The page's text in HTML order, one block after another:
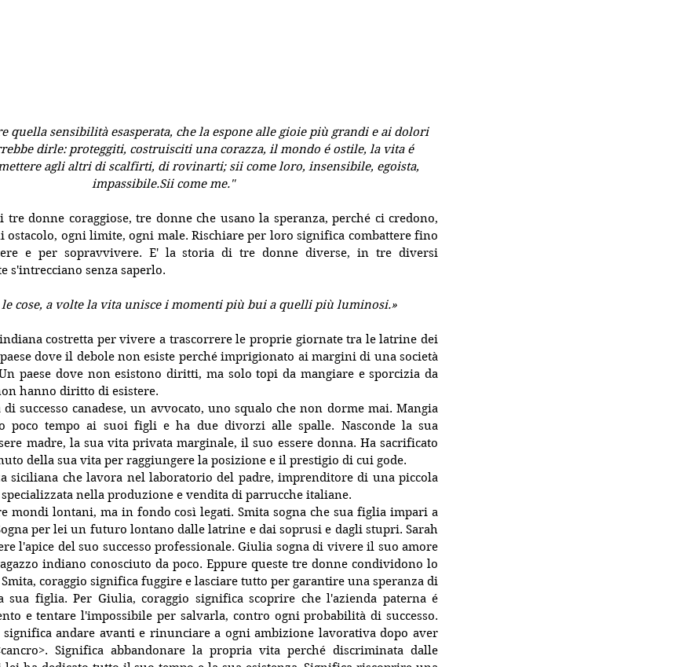
quella sensibilità esasperata, che la espone alle gioie più grandi e ai dolori
dirle: proteggiti, costruisciti una corazza, il mondo é ostile, la vita é
agli altri di scalfirti, di rovinarti; sii come loro, insensibile, egoista,
impassibile.Sii come me."
tre donne coraggiose, tre donne che usano la speranza, perché ci credono,
ostacolo, ogni limite, ogni male. Rischiare per loro significa combattere fino
e per sopravvivere. E' la storia di tre donne diverse, in tre diversi
s'intrecciano senza saperlo.
le cose, a volte la vita unisce i momenti più bui a quelli più luminosi.»
costretta per vivere a trascorrere le proprie giornate tra le latrine dei
dove il debole non esiste perché imprigionato ai margini di una società
paese dove non esistono diritti, ma solo topi da mangiare e sporcizia da
hanno diritto di esistere.
successo canadese, un avvocato, uno squalo che non dorme mai. Mangia
poco tempo ai suoi figli e ha due divorzi alle spalle. Nasconde la sua
madre, la sua vita privata marginale, il suo essere donna. Ha sacrificato
della sua vita per raggiungere la posizione e il prestigio di cui gode.
siciliana che lavora nel laboratorio del padre, imprenditore di una piccola
nella produzione e vendita di parrucche italiane.
mondi lontani, ma in fondo così legati. Smita sogna che sua figlia impari a
per lei un futuro lontano dalle latrine e dai soprusi e dagli stupri. Sarah
l'apice del suo successo professionale. Giulia sogna di vivere il suo amore
indiano conosciuto da poco. Eppure queste tre donne condividono lo
Smita, coraggio significa fuggire e lasciare tutto per garantire una speranza di
figlia. Per Giulia, coraggio significa scoprire che l'azienda paterna é
e tentare l'impossibile per salvarla, contro ogni probabilità di successo.
significa andare avanti e rinunciare a ogni ambizione lavorativa dopo aver
Significa abbandonare la propria vita perché discriminata dalle